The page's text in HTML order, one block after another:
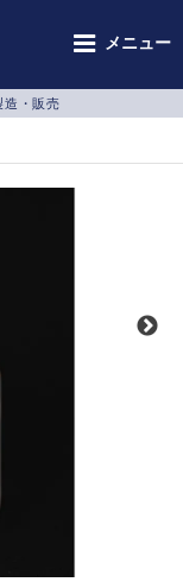
メニュー
造・販売